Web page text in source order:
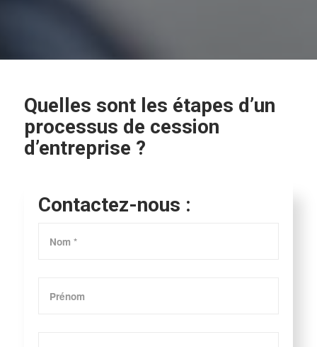
Quelles sont les étapes d’un
processus de cession
d’entreprise ?
Contactez-nous :